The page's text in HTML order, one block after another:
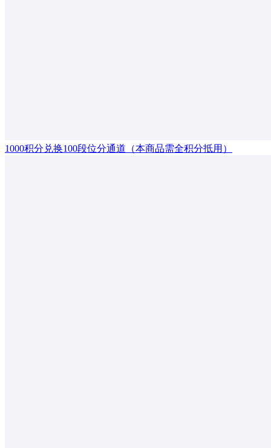
1000积分兑换100段位分通道（本商品需全积分抵用）